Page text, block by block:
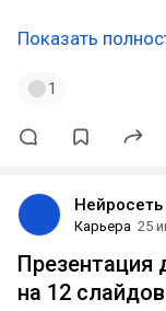
Показать
1
Карьера 25
Презентация
на 12